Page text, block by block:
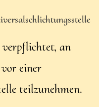
an
einer
teilzunehmen.